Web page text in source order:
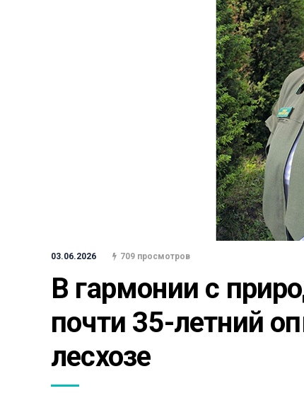
03.06.2026 709 просмотров
В гармонии с
почти 35-летний
лесхозе